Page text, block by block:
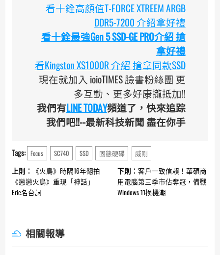
看十銓高顏值T-FORCE XTREEM ARGB
DDR5-7200 介紹拿好禮
看十銓最強Gen 5 SSD-GE PRO介紹 搶
拿好禮
看Kingston XS1000R 介紹 搶拿同款SSD
現在就加入 ioioTIMES 臉書粉絲團 更
多互動、更多好康攏抵加!!
我們有LINE TODAY頻道了，快來追踪
我們吧!!--最新科技新聞 盡在你手
Tags: Focus SC740 SSD 固態硬碟 威剛
Continue
Reading
上則： 《火鳥》時隔16年翻拍
《戀戀火鳥》重現「神話」
Eric名台詞
下則： 客戶一致信賴！華碩商
用電腦第三季市佔奪冠，備戰
Windows 11換機潮
相關報導